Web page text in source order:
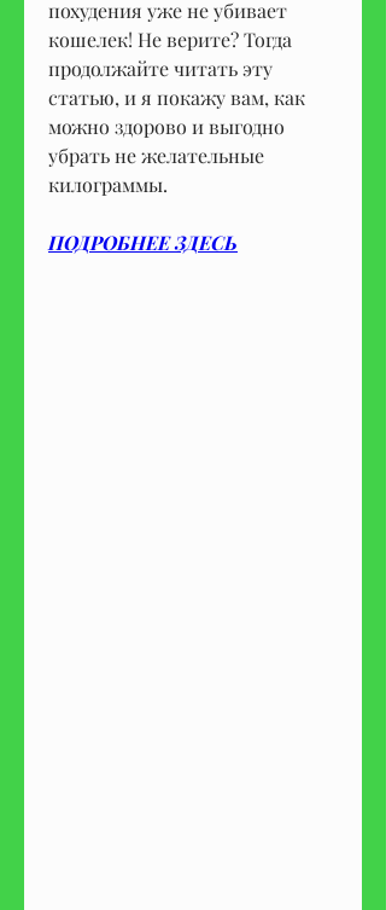
похудения уже не убивает
кошелек! Не верите? Тогда
продолжайте читать эту
статью, и я покажу вам, как
можно здорово и выгодно
убрать не желательные
килограммы.
ПОДРОБНЕЕ ЗДЕСЬ